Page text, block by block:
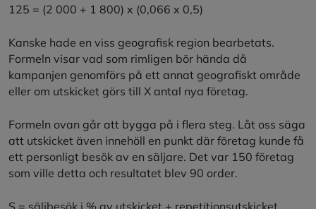
125 = (2 000 + 1 800) x (0,066 x 0,5)
Kanske hade en viss geografisk region bearbetats.
Formeln visar vad som rimligen bör hända då
kampanjen genomförs på ett annat geografiskt område
eller om utskicket görs till X antal nya företag.
Formeln ovan går att bygga på i flera steg. Låt oss säga
att utskicket även innehöll en punkt där företag kunde få
ett personligt besök av en säljare. Det var 150 företag
som ville detta och resultatet blev 90 order.
S = säljbesök i % av utskicket + repetitionsutskicket